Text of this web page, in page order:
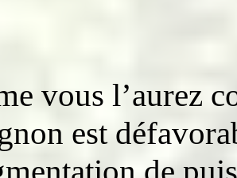
vous l’aurez
est
de